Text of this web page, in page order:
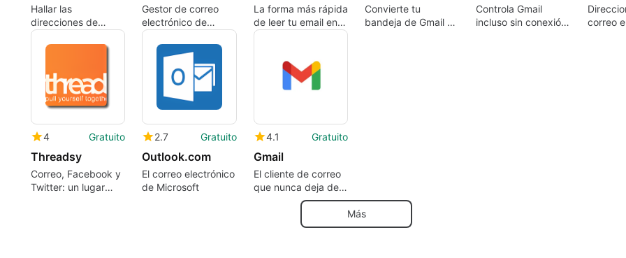
Hallar las
direcciones de
correo electrónico
correctas
Gestor de correo
electrónico de
Microsoft
La forma más rápida
de leer tu email en el
móvil
Convierte tu
bandeja de Gmail en
Controla Gmail
incluso sin conexión
correo
4 Gratuito
Threadsy
Correo, Facebook y
Twitter: un lugar
2.7 Gratuito
Outlook.com
El correo electrónico
de Microsoft
4.1 Gratuito
Gmail
El cliente de correo
que nunca deja de
Más